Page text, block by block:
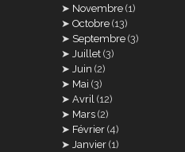
Novembre (1)
Octobre (13)
Septembre (3)
Juillet (3)
Juin (2)
Mai (3)
Avril (12)
Mars (2)
Février (4)
Janvier (1)